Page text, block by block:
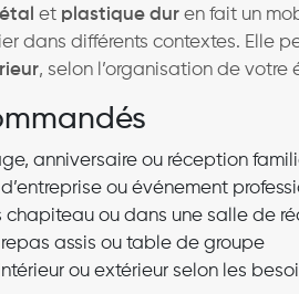
et plastique dur en fait un
dans différents contextes. Elle
, selon l’organisation de votre
anniversaire ou réception
ou événement
chapiteau ou dans une salle de
assis ou table de groupe
ou extérieur selon les